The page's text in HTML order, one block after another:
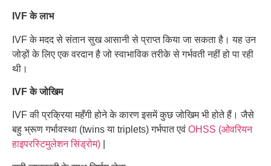
IVF के लाभ
IVFके मदद से संतान सुख आसानी से प्राप्त किया जा सकता है। यह उन
जोड़ों के लिए एक वरदान है जो स्वाभाविक तरीके से गर्भवती नहीं हो पा रही
थी।
IVF के जोखिम
IVFकी प्रक्रिया महँगी होने के कारण इसमें कुछ जोखिम भी होते हैं। जैसे
बहु भ्रूण गर्भावस्था (twinsया triplets)गर्भपात एवं OHSS (ओवरियन
हाइपरस्टिमुलेशन सिंड्रोम)